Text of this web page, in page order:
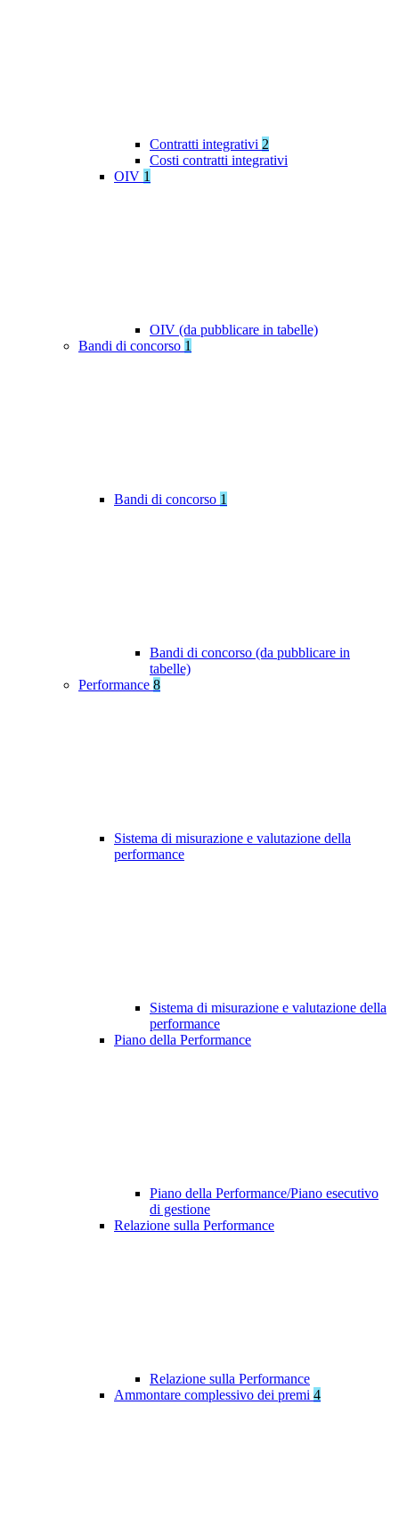
Contratti integrativi 2
Costi contratti integrativi
OIV 1
OIV (da pubblicare in tabelle)
Bandi di concorso 1
Bandi di concorso 1
Bandi di concorso (da pubblicare in
tabelle)
Performance 8
Sistema di misurazione e valutazione della
performance
Sistema di misurazione e valutazione della
performance
Piano della Performance
Piano della Performance/Piano esecutivo
di gestione
Relazione sulla Performance
Relazione sulla Performance
Ammontare complessivo dei premi 4